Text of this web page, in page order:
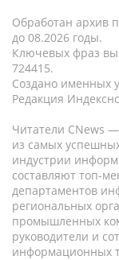
Обработан архив
до 08.2026 годы.
Ключевых фраз
724415.
Создано именных
Редакция
Читатели CNews
из самых
индустрии
составляют топ-
департаментов
региональных
промышленных
руководители и
информационных